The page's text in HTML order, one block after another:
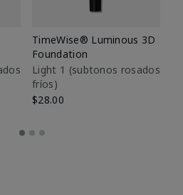
TimeWise® Luminous 3D
Foundation
Light 1​ (subtonos rosados
fríos)
$28.00